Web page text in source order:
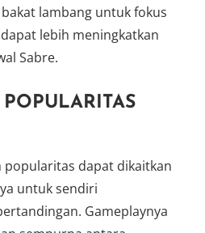
lambang untuk fokus
lebih meningkatkan
Sabre.
popularitas dapat dikaitkan
untuk sendiri
Gameplaynya